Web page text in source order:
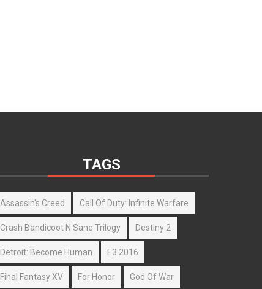
TAGS
Assassin's Creed Call Of Duty: Infinite Warfare
Crash Bandicoot N Sane Trilogy Destiny 2
Detroit: Become Human E3 2016
Final Fantasy XV For Honor God Of War